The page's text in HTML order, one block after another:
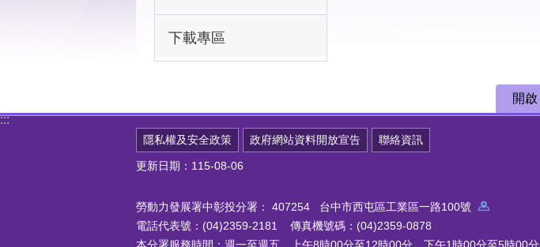
下載專區
:::
開啟
隱私權及安全政策 政府網站資料開放宣告 聯絡資訊
更新日期：115-08-06
勞動力發展署中彰投分署： 407254 台中市西屯區工業區一路100號
電話代表號：(04)2359-2181 傳真機號碼：(04)2359-0878